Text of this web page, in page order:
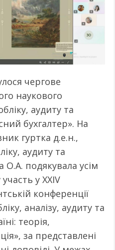
чергове
наукового
аудиту та
бухгалтер». На
гуртка д.е.н.,
аудиту та
О.А. подякувала усім
у ХXІV
конференції
аналізу, аудиту та
теорія,
за представлені